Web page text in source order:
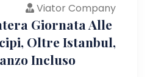
Viator Company
Giornata Alle
Oltre Istanbul,
Incluso